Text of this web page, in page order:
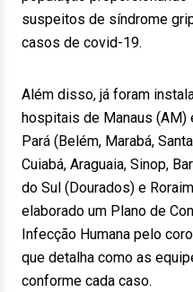
suspeitos de síndrome
casos de covid-19.
Além disso, já foram
hospitais de Manaus (AM)
Pará (Belém, Marabá,
Cuiabá, Araguaia, Sinop,
do Sul (Dourados) e
elaborado um Plano de
Infecção Humana pelo
que detalha como as
conforme cada caso.